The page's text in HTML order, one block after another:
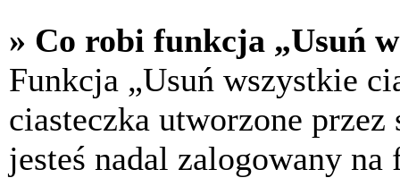
» Co robi funkcja „Usuń
Funkcja „Usuń wszystkie
ciasteczka utworzone
jesteś nadal zalogowany